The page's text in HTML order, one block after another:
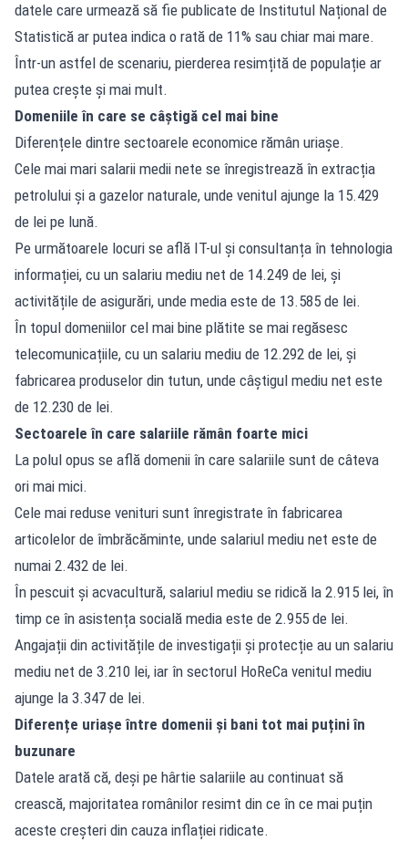
datele care urmează să fie publicate de Institutul Național de
Statistică ar putea indica o rată de 11% sau chiar mai mare.
Într-un astfel de scenariu, pierderea resimțită de populație ar
putea crește și mai mult.
Domeniile în care se câștigă cel mai bine
Diferențele dintre sectoarele economice rămân uriașe.
Cele mai mari salarii medii nete se înregistrează în extracția
petrolului și a gazelor naturale, unde venitul ajunge la 15.429
de lei pe lună.
Pe următoarele locuri se află IT-ul și consultanța în tehnologia
informației, cu un salariu mediu net de 14.249 de lei, și
activitățile de asigurări, unde media este de 13.585 de lei.
În topul domeniilor cel mai bine plătite se mai regăsesc
telecomunicațiile, cu un salariu mediu de 12.292 de lei, și
fabricarea produselor din tutun, unde câștigul mediu net este
de 12.230 de lei.
Sectoarele în care salariile rămân foarte mici
La polul opus se află domenii în care salariile sunt de câteva
ori mai mici.
Cele mai reduse venituri sunt înregistrate în fabricarea
articolelor de îmbrăcăminte, unde salariul mediu net este de
numai 2.432 de lei.
În pescuit și acvacultură, salariul mediu se ridică la 2.915 lei, în
timp ce în asistența socială media este de 2.955 de lei.
Angajații din activitățile de investigații și protecție au un salariu
mediu net de 3.210 lei, iar în sectorul HoReCa venitul mediu
ajunge la 3.347 de lei.
Diferențe uriașe între domenii și bani tot mai puțini în
buzunare
Datele arată că, deși pe hârtie salariile au continuat să
crească, majoritatea românilor resimt din ce în ce mai puțin
aceste creșteri din cauza inflației ridicate.